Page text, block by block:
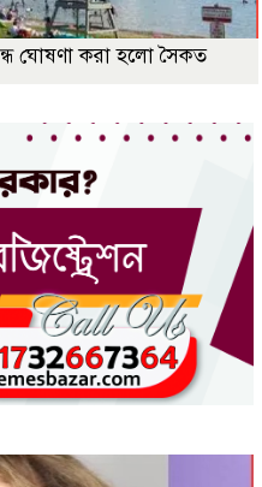
ঘোষণা করা হলো সৈকত